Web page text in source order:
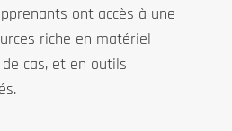
ont accès à une
riche en matériel
cas, et en outils